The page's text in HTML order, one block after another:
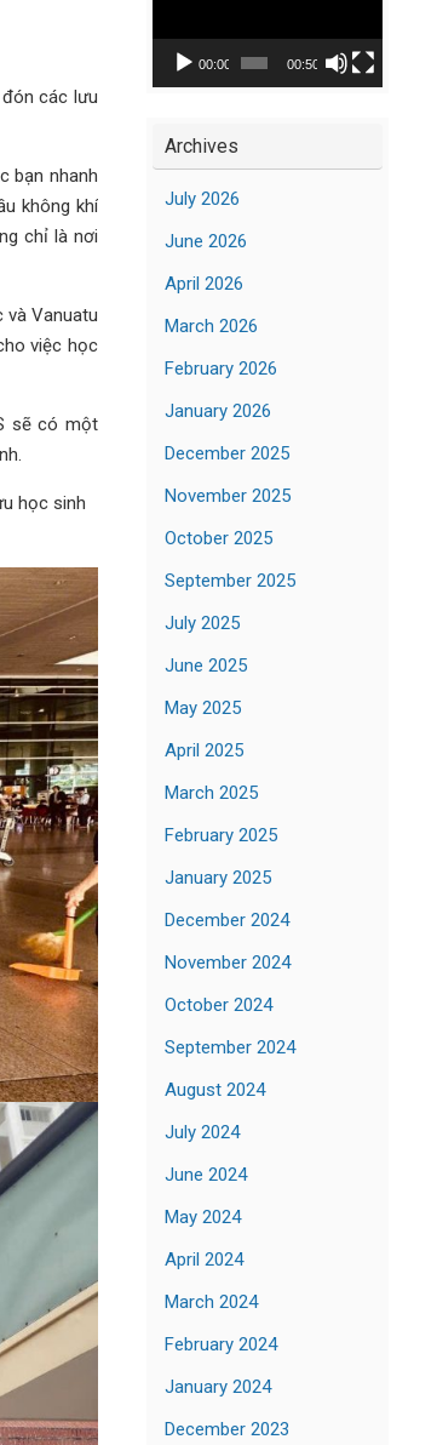
các lưu
bạn nhanh
không khí
chỉ là nơi
và Vanuatu
việc học
sẽ có một
học sinh
00:00 00:50
Archives
July 2026
June 2026
April 2026
March 2026
February 2026
January 2026
December 2025
November 2025
October 2025
September 2025
July 2025
June 2025
May 2025
April 2025
March 2025
February 2025
January 2025
December 2024
November 2024
October 2024
September 2024
August 2024
July 2024
June 2024
May 2024
April 2024
March 2024
February 2024
January 2024
December 2023